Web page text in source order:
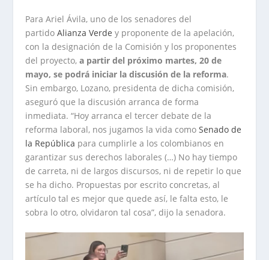
Para Ariel Ávila, uno de los senadores del
partidoAlianza Verdey proponente de la apelación,
con la designación de la Comisión y los proponentes
del proyecto,a partir del próximo martes, 20 de
mayo, se podrá iniciar la discusión de la reforma.
Sin embargo, Lozano, presidenta de dicha comisión,
aseguró que la discusión arranca de forma
inmediata. “Hoy arranca el tercer debate de la
reforma laboral, nos jugamos la vida comoSenado de
la República para cumplirle a los colombianos en
garantizar sus derechos laborales (…) No hay tiempo
de carreta, ni de largos discursos, ni de repetir lo que
se ha dicho. Propuestas por escrito concretas, al
artículo tal es mejor que quede así, le falta esto, le
sobra lo otro, olvidaron tal cosa”, dijo la senadora.